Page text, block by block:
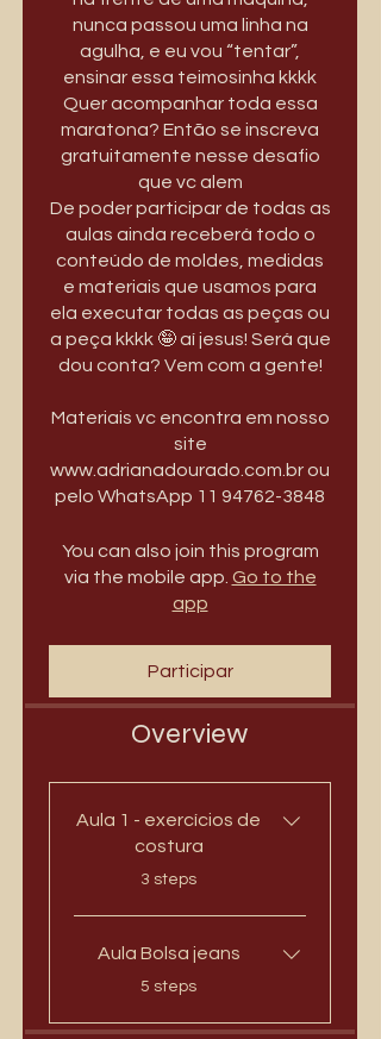
nunca passou uma linha na
agulha, e eu vou “tentar”,
ensinar essa teimosinha kkkk
Quer acompanhar toda essa
maratona? Então se inscreva
gratuitamente nesse desafio
que vc alem
De poder participar de todas as
aulas ainda receberá todo o
conteúdo de moldes, medidas
e materiais que usamos para
ela executar todas as peças ou
a peça kkkk 🤪 aí jesus! Será que
dou conta? Vem com a gente!
Materiais vc encontra em nosso
site
www.adrianadourado.com.br ou
pelo WhatsApp 11 94762-3848
You can also join this program
via the mobile app. Go to the
app
Participar
Overview
Aula 1 - exercícios de
costura
.
3 steps
Aula Bolsa jeans
.
5 steps